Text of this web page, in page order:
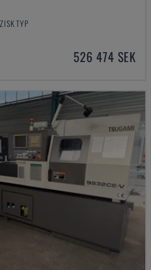
TYP
526 474 SEK